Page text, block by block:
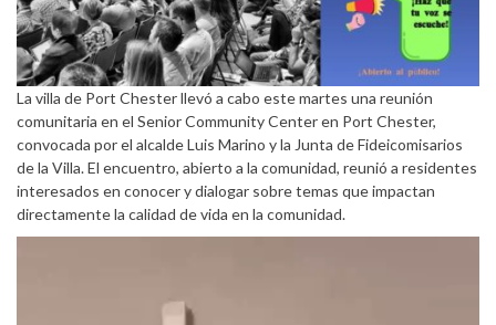
La villa de Port Chester llevó a cabo este martes una reunión
comunitaria en el Senior Community Center en Port Chester,
convocada por el alcalde Luis Marino y la Junta de Fideicomisarios
de la Villa. El encuentro, abierto a la comunidad, reunió a residentes
interesados en conocer y dialogar sobre temas que impactan
directamente la calidad de vida en la comunidad.